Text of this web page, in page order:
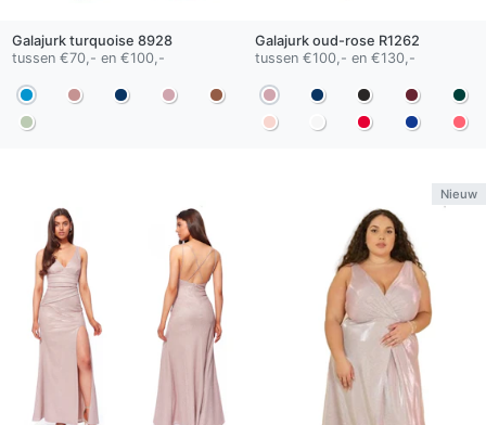
Galajurk turquoise 8928
tussen €70,- en €100,-
Galajurk oud-rose R1262
tussen €100,- en €130,-
Nieuw